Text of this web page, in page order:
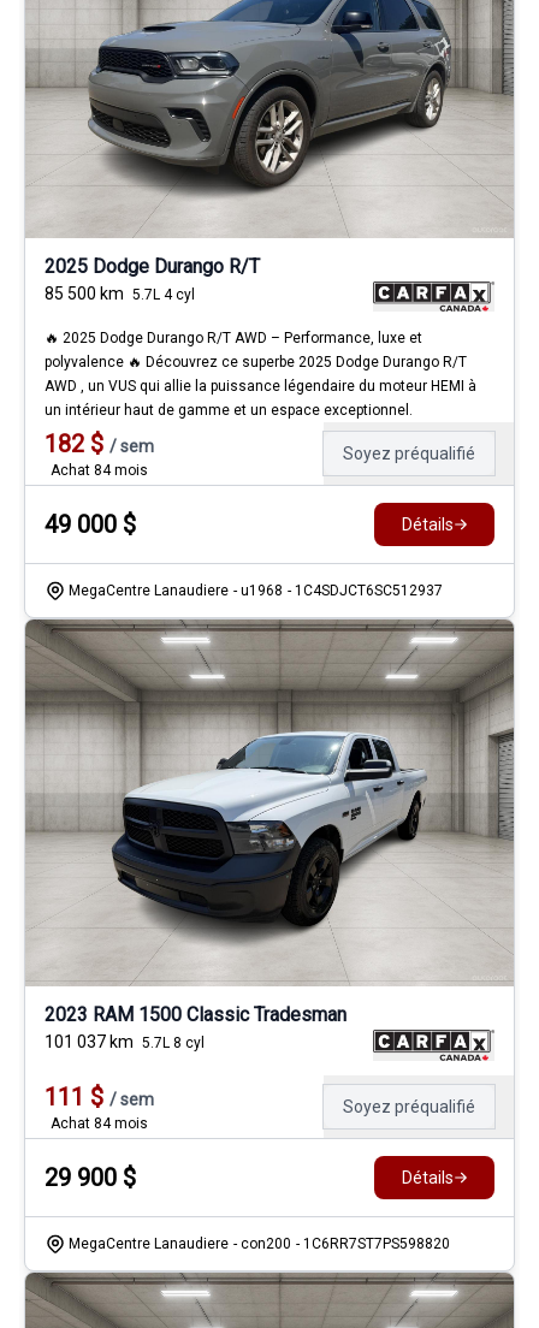
2025 Dodge Durango R/T
85 500 km 5.7L 4 cyl
🔥 2025 Dodge Durango R/T AWD – Performance, luxe et
polyvalence 🔥 Découvrez ce superbe 2025 Dodge Durango R/T
AWD , un VUS qui allie la puissance légendaire du moteur HEMI à
un intérieur haut de gamme et un espace exceptionnel.
182 $ /sem
Achat 84 mois
Soyez préqualifié
49 000 $ Détails
MegaCentre Lanaudiere - u1968 - 1C4SDJCT6SC512937
2023 RAM 1500 Classic Tradesman
101 037 km 5.7L 8 cyl
111 $ /sem
Achat 84 mois
Soyez préqualifié
29 900 $ Détails
MegaCentre Lanaudiere - con200 - 1C6RR7ST7PS598820